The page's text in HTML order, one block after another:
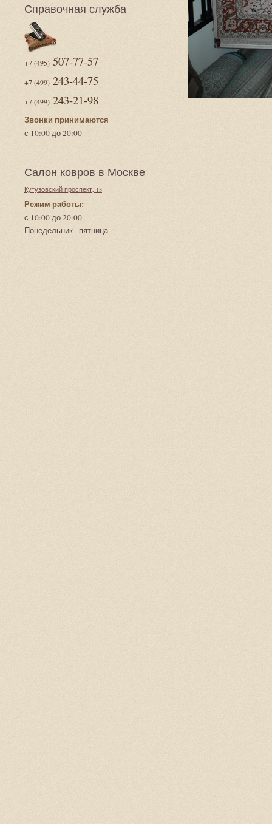
Справочная служба
+7 (495) 507-77-57
+7 (499) 243-44-75
+7 (499) 243-21-98
Звонки принимаются
с 10:00 до 20:00
Салон ковров в Москве
Кутузовский проспект, 13
Режим работы:
с 10:00 до 20:00
Понедельник - пятница